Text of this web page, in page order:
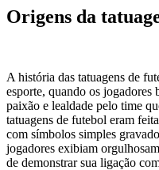
Origens da
A história das tatuagens de
esporte, quando os jogadores
paixão e lealdade pelo time
tatuagens de futebol eram
com símbolos simples
jogadores exibiam
de demonstrar sua ligação